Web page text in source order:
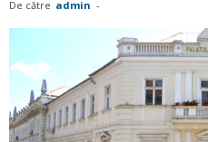
De către admin -